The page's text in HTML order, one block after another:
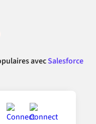
avecSalesforce